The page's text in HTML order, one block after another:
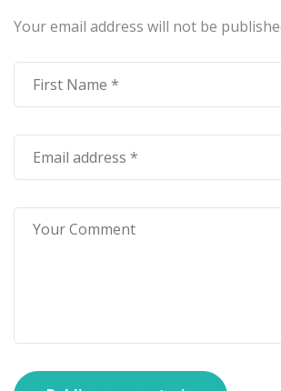
Your email address will not be